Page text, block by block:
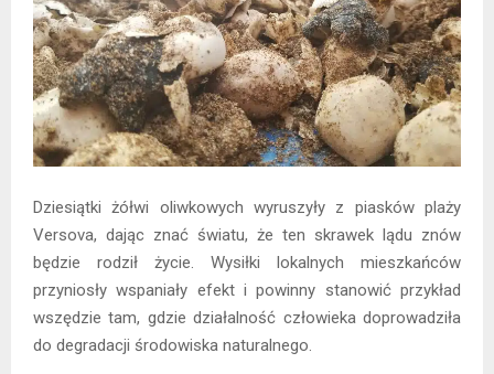
Dziesiątki żółwi oliwkowych wyruszyły z piasków plaży
Versova, dając znać światu, że ten skrawek lądu znów
będzie rodził życie. Wysiłki lokalnych mieszkańców
przyniosły wspaniały efekt i powinny stanowić przykład
wszędzie tam, gdzie działalność człowieka doprowadziła
do degradacji środowiska naturalnego.